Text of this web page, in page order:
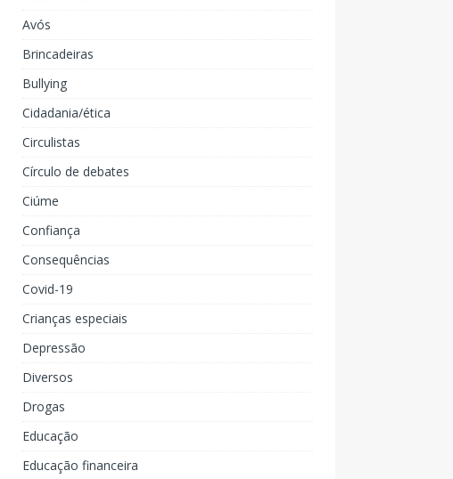
Avós
Brincadeiras
Bullying
Cidadania/ética
Circulistas
Círculo de debates
Ciúme
Confiança
Consequências
Covid-19
Crianças especiais
Depressão
Diversos
Drogas
Educação
Educação financeira